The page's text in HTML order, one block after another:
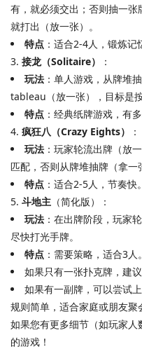
有，就必须交出；否则抽一
就打出（放一张）。
特点 ：适合2-4人，锻炼记
3. 接龙（Solitaire）
：
玩法 ：单人游戏，从牌堆
tableau（放一张），目标是
特点 ：经典纸牌游戏，有
4. 疯狂八（Crazy Eights）
：
玩法 ：玩家轮流出牌（放
匹配，否则从牌堆抽牌（拿一
特点 ：适合2-5人，节奏快。
5. 斗地主 （简化版）：
玩法 ：在出牌阶段，玩家
尽快打光手牌。
特点 ：需要策略，适合3人。
如果只有一张扑克牌，建议
如果有一副牌，可以尝试
规则简单，适合家庭或朋友聚
如果您有更多细节（如玩家
的游戏！